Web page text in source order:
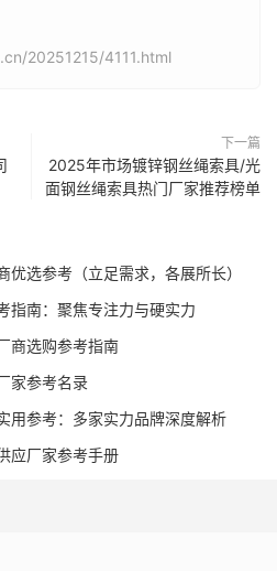
20251215/4111.html
下一篇
2025年市场镀锌钢丝绳索具/光
面钢丝绳索具热门厂家推荐榜单
选参考（立足需求，各展所长）
指南：聚焦专注力与硬实力
商选购参考指南
家参考名录
用参考：多家实力品牌深度解析
应厂家参考手册